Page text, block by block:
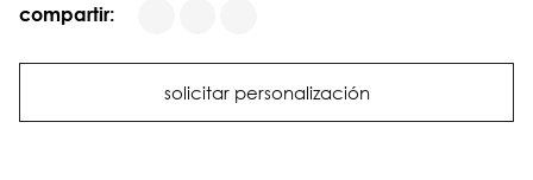
compartir:
solicitar personalización